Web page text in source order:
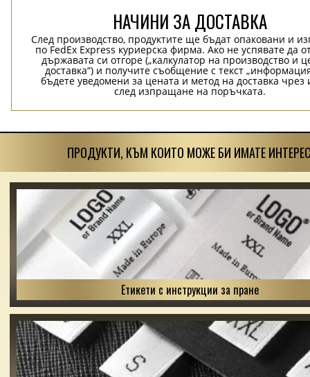
НАЧИНИ ЗА ДОСТАВКА
След производство, продуктите ще бъдат опаковани и
по FedEx Express куриерска фирма. Ако не успявате да
държавата си отгоре („калкулатор на производство и
доставка“) и получите съобщение с текст
бъдете уведомени за цената и метод на доставка чрез
след изпращане на поръчката.
ПРОДУКТИ, КЪМ КОИТО МОЖЕ БИ ИМАТЕ
Етикети с инструкции за пране